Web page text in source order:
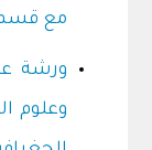
مع قسم
ورشة
وعلوم